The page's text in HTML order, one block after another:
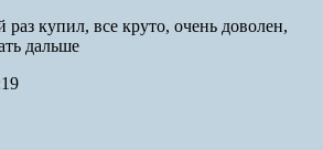
купил, все круто, очень доволен,
дальше